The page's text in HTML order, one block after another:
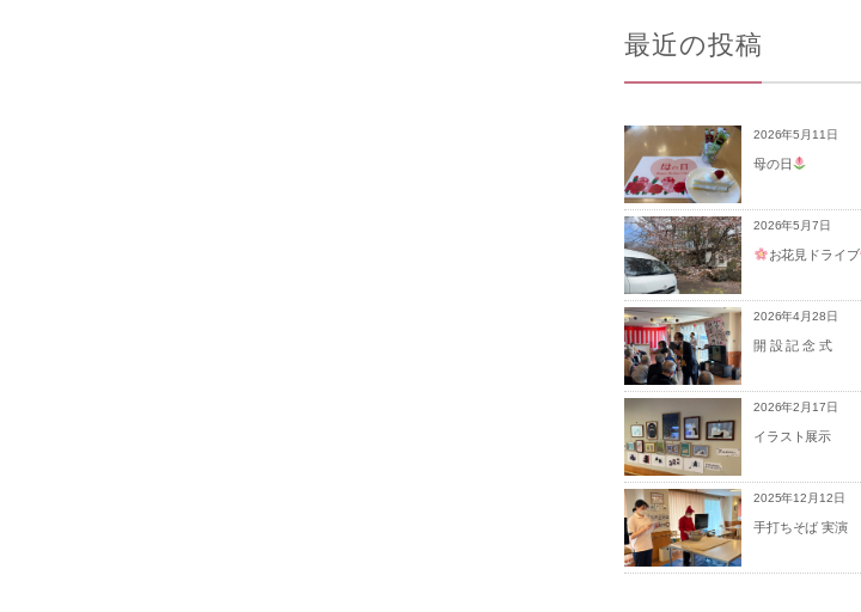
最近の投稿
2026年5月11日
母の日
2026年5月7日
お花見ドライブ
2026年4月28日
開 設 記 念 式
2026年2月17日
イラスト展示
2025年12月12日
手打ちそば 実演